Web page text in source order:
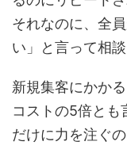
それなのに、全
い」と言って相談
新規集客にかか
コストの5倍とも
だけに力を注ぐ